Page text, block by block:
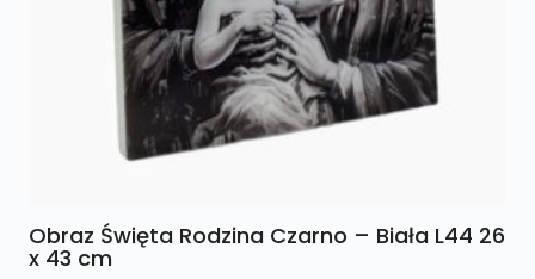
Obraz Święta Rodzina Czarno – Biała L44 26
x 43 cm